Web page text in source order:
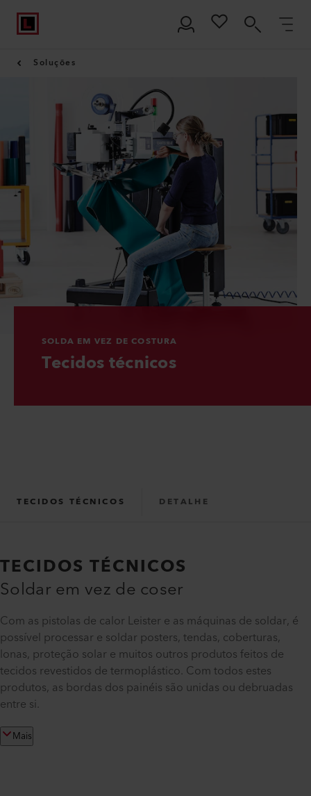
Soluções
SOLDA EM VEZ DE COSTURA
Tecidos técnicos
TECIDOS TÉCNICOS DETALHE
PRODUTOS SERVIÇOS
INDÚSTRIAS
TECIDOS TÉCNICOS
Soldar em vez de coser
Com as pistolas de calor Leister e as máquinas de soldar, é
possível processar e soldar posters, tendas, coberturas,
lonas, proteção solar e muitos outros produtos feitos de
tecidos revestidos de termoplástico. Com todos estes
produtos, as bordas dos painéis são unidas ou debruadas
entre si.
Mais